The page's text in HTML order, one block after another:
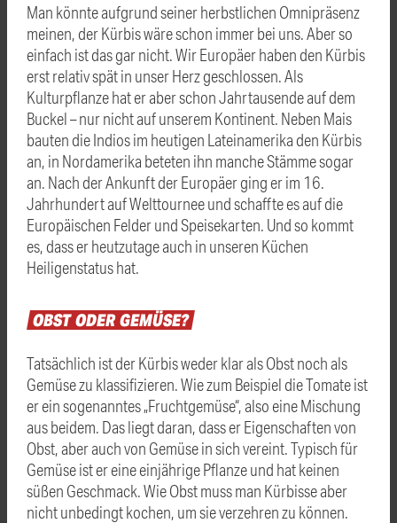
Man könnte aufgrund seiner herbstlichen Omnipräsenz
meinen, der Kürbis wäre schon immer bei uns. Aber so
einfach ist das gar nicht. Wir Europäer haben den Kürbis
erst relativ spät in unser Herz geschlossen. Als
Kulturpflanze hat er aber schon Jahrtausende auf dem
Buckel – nur nicht auf unserem Kontinent. Neben Mais
bauten die Indios im heutigen Lateinamerika den Kürbis
an, in Nordamerika beteten ihn manche Stämme sogar
an. Nach der Ankunft der Europäer ging er im 16.
Jahrhundert auf Welttournee und schaffte es auf die
Europäischen Felder und Speisekarten. Und so kommt
es, dass er heutzutage auch in unseren Küchen
Heiligenstatus hat.
OBSTODERGEMÜSE?
Tatsächlich ist der Kürbis weder klar als Obst noch als
Gemüse zu klassifizieren. Wie zum Beispiel die Tomate ist
er ein sogenanntes „Fruchtgemüse“, also eine Mischung
aus beidem. Das liegt daran, dass er Eigenschaften von
Obst, aber auch von Gemüse in sich vereint. Typisch für
Gemüse ist er eine einjährige Pflanze und hat keinen
süßen Geschmack. Wie Obst muss man Kürbisse aber
nicht unbedingt kochen, um sie verzehren zu können.